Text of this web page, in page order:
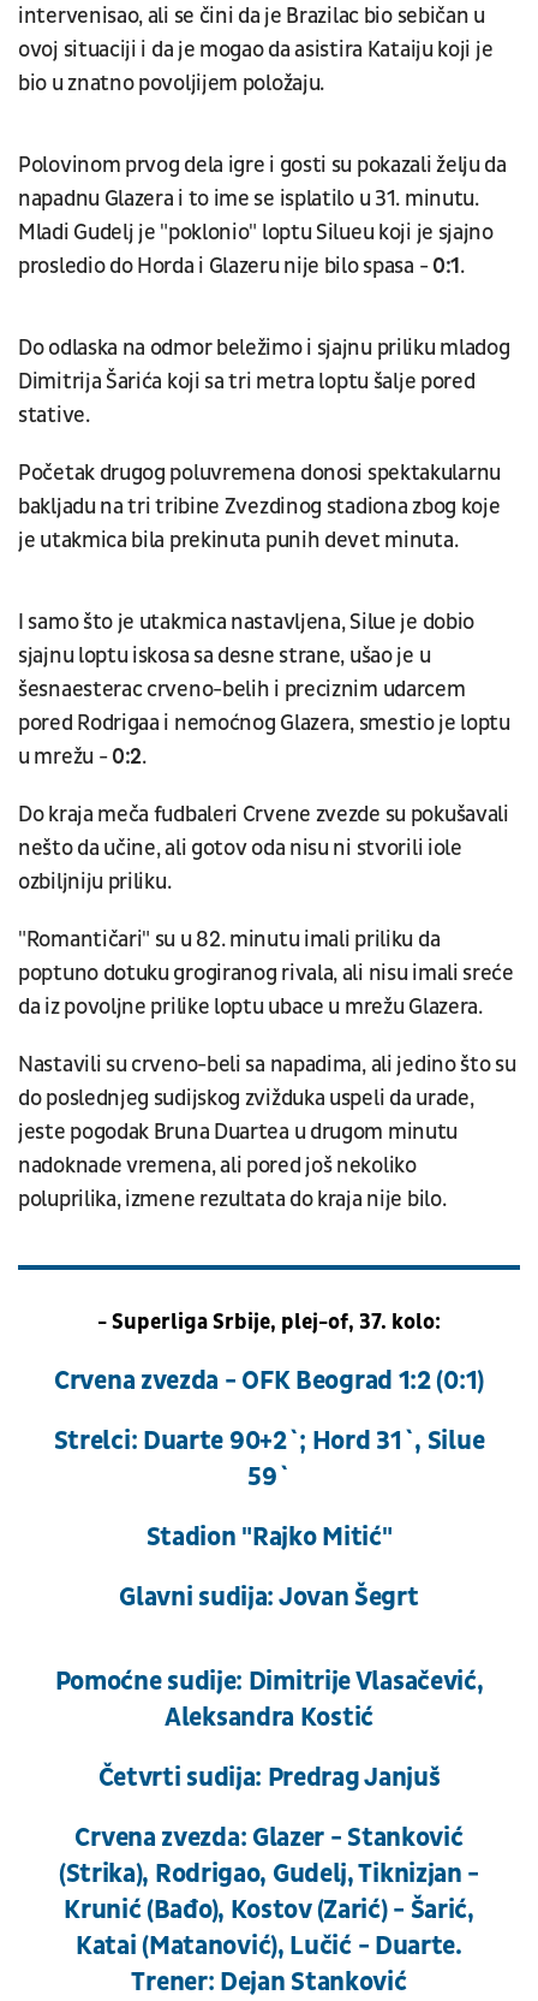
intervenisao, ali se čini da je Brazilac bio sebičan u
ovoj situaciji i da je mogao da asistira Kataiju koji je
bio u znatno povoljijem položaju.
Polovinom prvog dela igre i gosti su pokazali želju da
napadnu Glazera i to ime se isplatilo u 31. minutu.
Mladi Gudelj je "poklonio" loptu Silueu koji je sjajno
prosledio do Horda i Glazeru nije bilo spasa -0:1.
Do odlaska na odmor beležimo i sjajnu priliku mladog
Dimitrija Šarića koji sa tri metra loptu šalje pored
stative.
Početak drugog poluvremena donosi spektakularnu
bakljadu na tri tribine Zvezdinog stadiona zbog koje
je utakmica bila prekinuta punih devet minuta.
I samo što je utakmica nastavljena, Silue je dobio
sjajnu loptu iskosa sa desne strane, ušao je u
šesnaesterac crveno-belih i preciznim udarcem
pored Rodrigaa i nemoćnog Glazera, smestio je loptu
u mrežu -0:2.
Do kraja meča fudbaleri Crvene zvezde su pokušavali
nešto da učine, ali gotov oda nisu ni stvorili iole
ozbiljniju priliku.
"Romantičari" su u 82. minutu imali priliku da
poptuno dotuku grogiranog rivala, ali nisu imali sreće
da iz povoljne prilike loptu ubace u mrežu Glazera.
Nastavili su crveno-beli sa napadima, ali jedino što su
do poslednjeg sudijskog zvižduka uspeli da urade,
jeste pogodak Bruna Duartea u drugom minutu
nadoknade vremena, ali pored još nekoliko
poluprilika, izmene rezultata do kraja nije bilo.
- Superliga Srbije, plej-of, 37. kolo:
Crvena zvezda - OFK Beograd 1:2 (0:1)
Strelci: Duarte 90+2`; Hord 31`, Silue
59`
Stadion "Rajko Mitić"
Glavni sudija: Jovan Šegrt
Pomoćne sudije: Dimitrije Vlasačević,
Aleksandra Kostić
Četvrti sudija: Predrag Janjuš
Crvena zvezda: Glazer - Stanković
(Strika), Rodrigao, Gudelj, Tiknizjan -
Krunić (Bađo), Kostov (Zarić) - Šarić,
Katai (Matanović), Lučić - Duarte.
Trener: Dejan Stanković